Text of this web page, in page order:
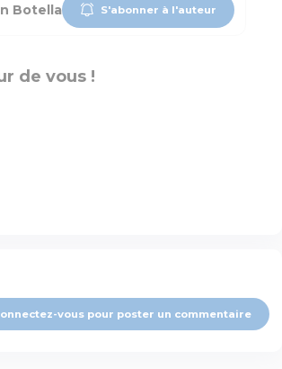
Botella S'abonner à l'auteur
de vous !
vous pour poster un commentaire